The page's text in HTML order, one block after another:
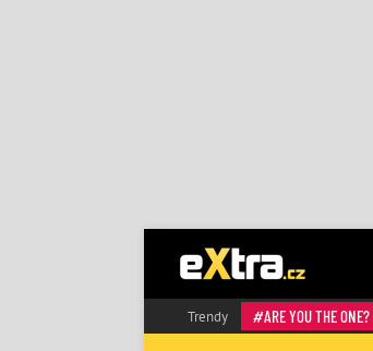
Trendy ARE YOU THE ONE?